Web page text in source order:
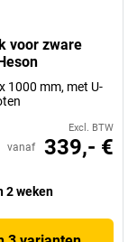
voor zware
1000 mm, met U-
Excl. BTW
vanaf 339,- €
2 weken